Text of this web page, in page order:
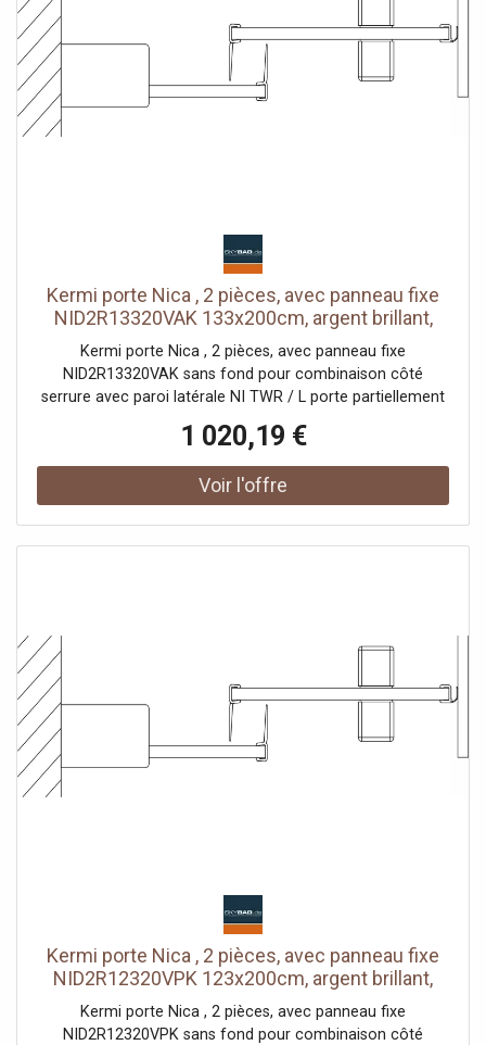
avec seuil (hauteur 6 mm) ou peut être installé sans seuil
(sans plancher) En raison de la conception, une
étanchéité absolue ne peut pas être obtenue avec NICA
avec matériel de fixation testé selon DIN EN 14428 (CE) et
PPP 53005 (TÜV / GS)
Kermi porte Nica , 2 pièces, avec panneau fixe
NID2R13320VAK 133x200cm, argent brillant,
verre de sécurité trempé, à droite, sur la zone
de douche
Kermi porte Nica , 2 pièces, avec panneau fixe
NID2R13320VAK sans fond pour combinaison côté
serrure avec paroi latérale NI TWR / L porte partiellement
ouverture d'un côté avec un champ fixe Vitrage avec
verre de sécurité trempé 6 mm selon DIN EN 12150 en
option avec revêtement facile d'entretien Profils en
aluminium anodisé Poignées métalliques Possibilité de
d'étanchéité horizontale avec effet de rebond de l'eau
avec seuil (hauteur 6 mm) ou peut être installé sans seuil
(sans plancher) En raison de la conception, une
étanchéité absolue ne peut pas être obtenue avec NICA
avec matériel de fixation testé selon DIN EN 14428 (CE) et
PPP 53005 (TÜV / GS)
1 020,19 €
Kermi porte Nica , 2 pièces, avec panneau fixe
NID2R12320VPK 123x200cm, argent brillant,
verre de sécurité trempé clair, à droite, sur la
zone de douche
Kermi porte Nica , 2 pièces, avec panneau fixe
NID2R12320VPK sans fond pour combinaison côté